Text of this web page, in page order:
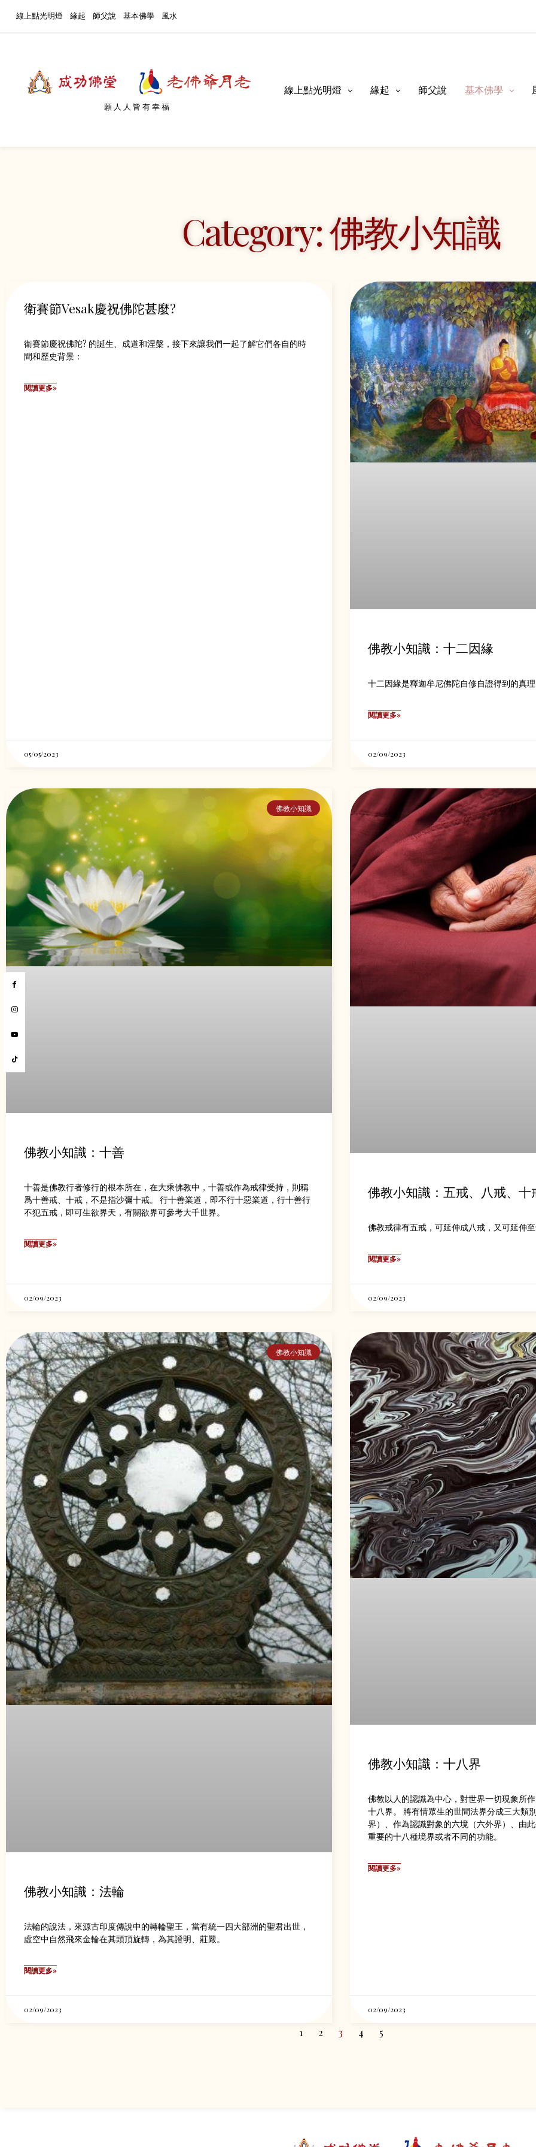
線上點光明燈 緣起 師父說 基本佛學 風水
願人人皆有幸福
線上點光明燈 緣起 師父說 基本佛學
Category: 佛教小知識
衛賽節Vesak慶祝佛陀甚麼?
衛賽節慶祝佛陀? 的誕生、成道和涅槃，接下來讓我們一起了解它們各自的時
間和歷史背景：
閱讀更多»
05/05/2023
佛教小知識：十二因緣
十二因緣是釋迦牟尼佛陀自修自證得到的真
閱讀更多»
02/09/2023
佛教小知識
佛教小知識：十善
十善是佛教行者修行的根本所在，在大乘佛教中，十善或作為戒律受持，則稱
爲十善戒、十戒，不是指沙彌十戒。 行十善業道，即不行十惡業道，行十善行
不犯五戒，即可生欲界天，有關欲界可參考大千世界。
閱讀更多»
02/09/2023
佛教小知識：五戒、八戒、十
佛教戒律有五戒，可延伸成八戒，又可延伸
閱讀更多»
02/09/2023
佛教小知識
佛教小知識：法輪
法輪的說法，來源古印度傳說中的轉輪聖王，當有統一四大部洲的聖君出世，
虛空中自然飛來金輪在其頭頂旋轉，為其證明、莊嚴。
閱讀更多»
02/09/2023
佛教小知識：十八界
佛教以人的認識為中心，對世界一切現象所
十八界。 將有情眾生的世間法界分成三大類
界）、作為認識對象的六境（六外界）、由
重要的十八種境界或者不同的功能。
閱讀更多»
02/09/2023
1 2 3 4 5